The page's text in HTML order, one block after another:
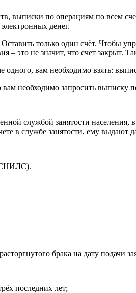
выписки по операциям по всем
денег.
только один счёт. Чтобы
– это не значит, что счет закрыт.
вам необходимо взять:
необходимо запросить выписку
службой занятости
в службе занятости, ему выдают
(СНИЛС).
брака на дату подачи
последних лет;